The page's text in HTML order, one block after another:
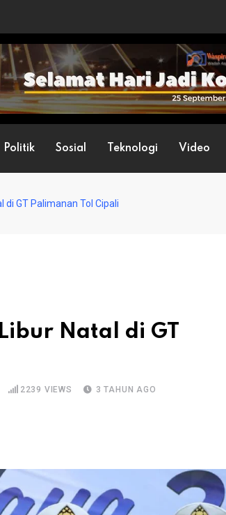
Politik Sosial Teknologi Video
di GT Palimanan Tol Cipali
Natal di GT
2239 VIEWS 3 TAHUN AGO